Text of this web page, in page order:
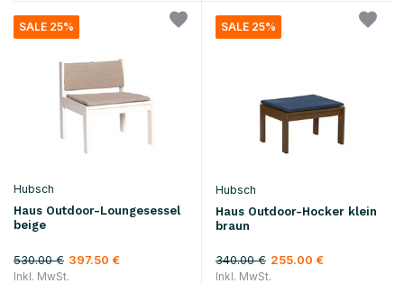
SALE 25%
Hubsch
Haus Outdoor-Loungesessel
beige
530.00 € 397.50 €
Inkl. MwSt.
SALE 25%
Hubsch
Haus Outdoor-Hocker klein
braun
340.00 € 255.00 €
Inkl. MwSt.